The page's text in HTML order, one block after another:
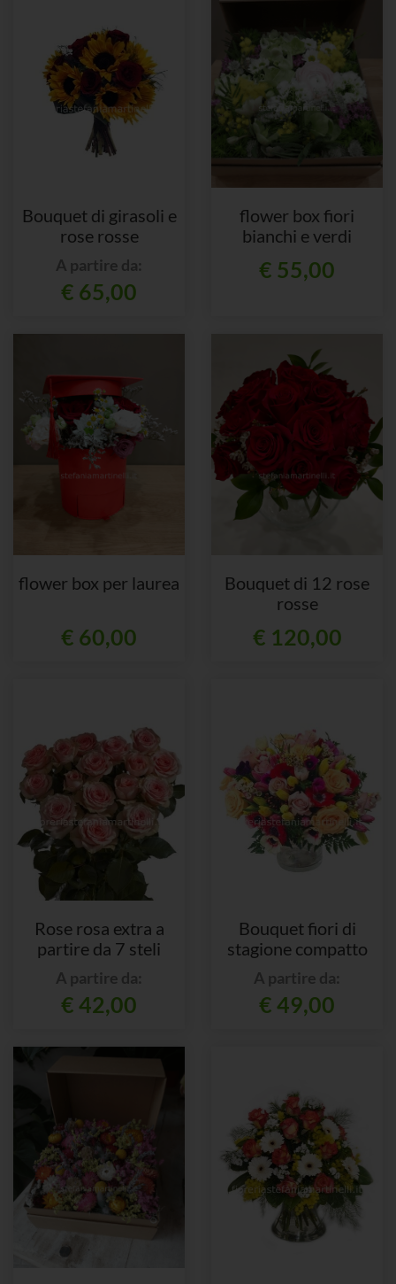
Bouquet di girasoli e
rose rosse
A partire da:
€ 65,00
flower box fiori
bianchi e verdi
€ 55,00
flower box per laurea
€ 60,00
Bouquet di 12 rose
rosse
€ 120,00
Rose rosa extra a
partire da 7 steli
A partire da:
€ 42,00
Bouquet fiori di
stagione compatto
A partire da:
€ 49,00